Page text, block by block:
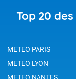
Top 20
METEO PARIS
METEO LYON
METEO NANTES